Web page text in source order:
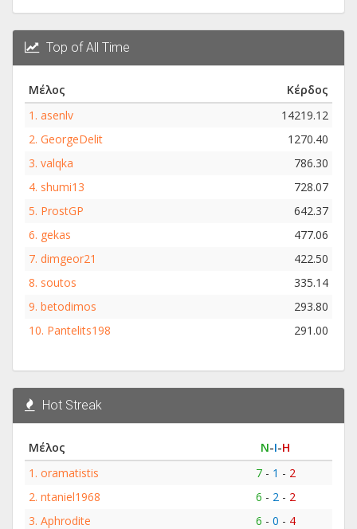
Top of All Time
Μέλος
Κέρδος
1. asenlv
14219.12
2. GeorgeDelit
1270.40
3. valqka
786.30
4. shumi13
728.07
5. ProstGP
642.37
6. gekas
477.06
7. dimgeor21
422.50
8. soutos
335.14
9. betodimos
293.80
10. Pantelits198 291.00
Hot Streak
Μέλος Ν-Ι-Η
1. oramatistis 7- 1 - 2
2. ntaniel1968 6 - 2 - 2
3. Aphrodite 6 - 0 - 4